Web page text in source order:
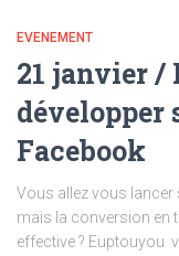
EVENEMENT
21 janvier /
développer
Facebook
Vous allez vous lancer
mais la conversion en
effective ? Euptouyou